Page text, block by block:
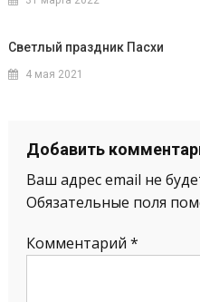
Светлый праздник Пасхи
4 мая 2021
Добавить
Ваш адрес email не
Обязательные поля
Комментарий *